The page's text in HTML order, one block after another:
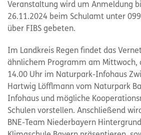
Veranstaltung wird um Anmeldung
26.11.2024 beim Schulamt unter
über FIBS gebeten.
Im Landkreis Regen findet das
ähnlichem Programm am Mittwoch,
14.00 Uhr im Naturpark-Infohaus
Hartwig Löfflmann vom Naturpark
Infohaus und mögliche
Schulen vorstellen. Anschließend
BNE-Team Niederbayern